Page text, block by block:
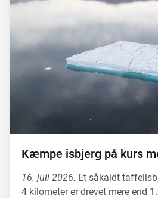
Kæmpe isbjerg på kurs
16. juli 2026. Et såkaldt
4 kilometer er drevet mere end